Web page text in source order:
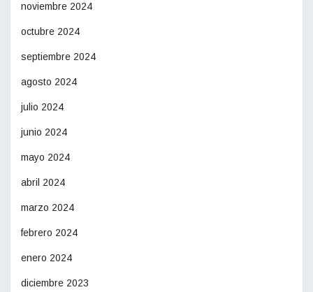
noviembre 2024
octubre 2024
septiembre 2024
agosto 2024
julio 2024
junio 2024
mayo 2024
abril 2024
marzo 2024
febrero 2024
enero 2024
diciembre 2023